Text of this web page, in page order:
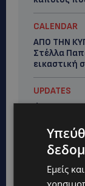
CALENDAR
ΑΠΟ ΤΗΝ
Στέλλα
εικαστική
UPDATES
ΦΩΤΟ:
UPDATES
ΣΤΑΥΡΟΣ
Εμείς